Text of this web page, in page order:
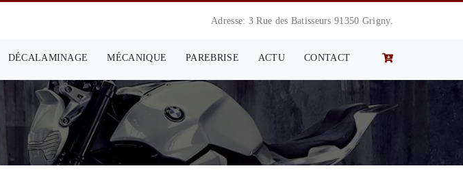
Adresse: 3 Rue des Batisseurs 91350 Grigny.
DÉCALAMINAGE MÉCANIQUE PAREBRISE ACTU CONTACT